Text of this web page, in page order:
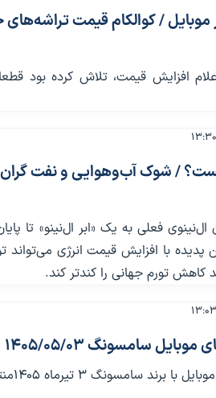
افزایش قیمت، تلاش کرده بود
۱۳:۳۰
/ شوک آب‌وهوایی و نفت
کاهش تورم جهانی را کندتر کند.
۱۳:۰۳
سامسونگ 1405/05/03
سامسونگ 3 تیرماه 1405منتشر شد.